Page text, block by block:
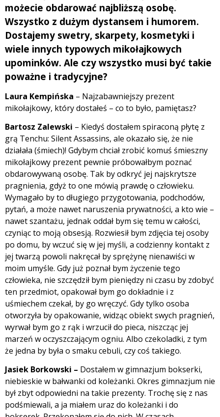
możecie obdarować najbliższą osobę.
Wszystko z dużym dystansem i humorem.
Dostajemy swetry, skarpety, kosmetyki i
wiele innych typowych mikołajkowych
upominków. Ale czy wszystko musi być takie
poważne i tradycyjne?
Laura Kempińska – Najzabawniejszy prezent
mikołajkowy, który dostałeś – co to było, pamiętasz?
Bartosz Zalewski – Kiedyś dostałem spiraconą płytę z
grą Tenchu: Silent Assassins, ale okazało się, że nie
działała (śmiech)! Gdybym chciał zrobić komuś śmieszny
mikołajkowy prezent pewnie próbowałbym poznać
obdarowywaną osobę. Tak by odkryć jej najskrytsze
pragnienia, gdyż to one mówią prawdę o człowieku.
Wymagało by to długiego przygotowania, podchodów,
pytań, a może nawet naruszenia prywatności, a kto wie –
nawet szantażu, jednak oddał bym się temu w całości,
czyniąc to moją obsesją. Rozwiesił bym zdjęcia tej osoby
po domu, by wczuć się w jej myśli, a codzienny kontakt z
jej twarzą powoli nakręcał by sprężynę nienawiści w
moim umyśle. Gdy już poznał bym życzenie tego
człowieka, nie szczędził bym pieniędzy ni czasu by zdobyć
ten przedmiot, opakował bym go dokładnie i z
uśmiechem czekał, by go wręczyć. Gdy tylko osoba
otworzyła by opakowanie, widząc obiekt swych pragnień,
wyrwał bym go z rąk i wrzucił do pieca, niszcząc jej
marzeń w oczyszczającym ogniu. Albo czekoladki, z tym
że jedna by była o smaku cebuli, czy coś takiego.
Jasiek Borkowski – Dostałem w gimnazjum bokserki,
niebieskie w bałwanki od koleżanki. Okres gimnazjum nie
był zbyt odpowiedni na takie prezenty. Trochę się z nas
podśmiewali, a ja miałem uraz do koleżanki i do